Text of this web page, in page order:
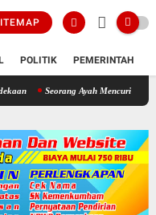
POLITIK PEMERINTAH
Semangat Untuk Seberangi